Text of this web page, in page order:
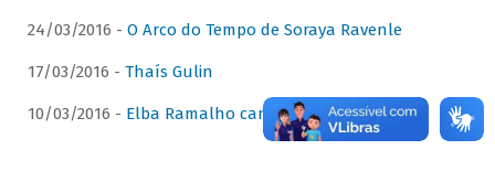
24/03/2016 - O Arco do Tempo de Soraya Ravenle
17/03/2016 - Thaís Gulin
10/03/2016 - Elba Ramalho canta Dominguinhos